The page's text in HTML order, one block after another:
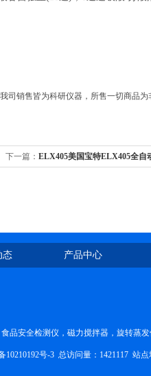
销售皆为科研仪器，所售一切商品为
下一篇： ELX405美国宝特ELX405全自
态 产品中心
品安全检测仪，磁力搅拌器，旋转蒸
10210192号-3 总访问量：1421117 站点